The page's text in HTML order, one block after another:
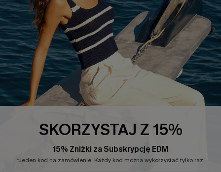
Polityka Prywatności
Warunki & Zasady
Łańcuch Dostaw Cupshe
20% Zniżki na SMS
Polityka Zwrotów
Rozpocznij Zwrot
Informacje o Rozmiarach
FAQS
Kontakt z Nami
Modne Sukienki
SKORZYSTAJ Z 15%
15% Zniżki za Subskrypcję EDM
*Jeden kod na zamówienie. Każdy kod można wykorzystać tylko raz.